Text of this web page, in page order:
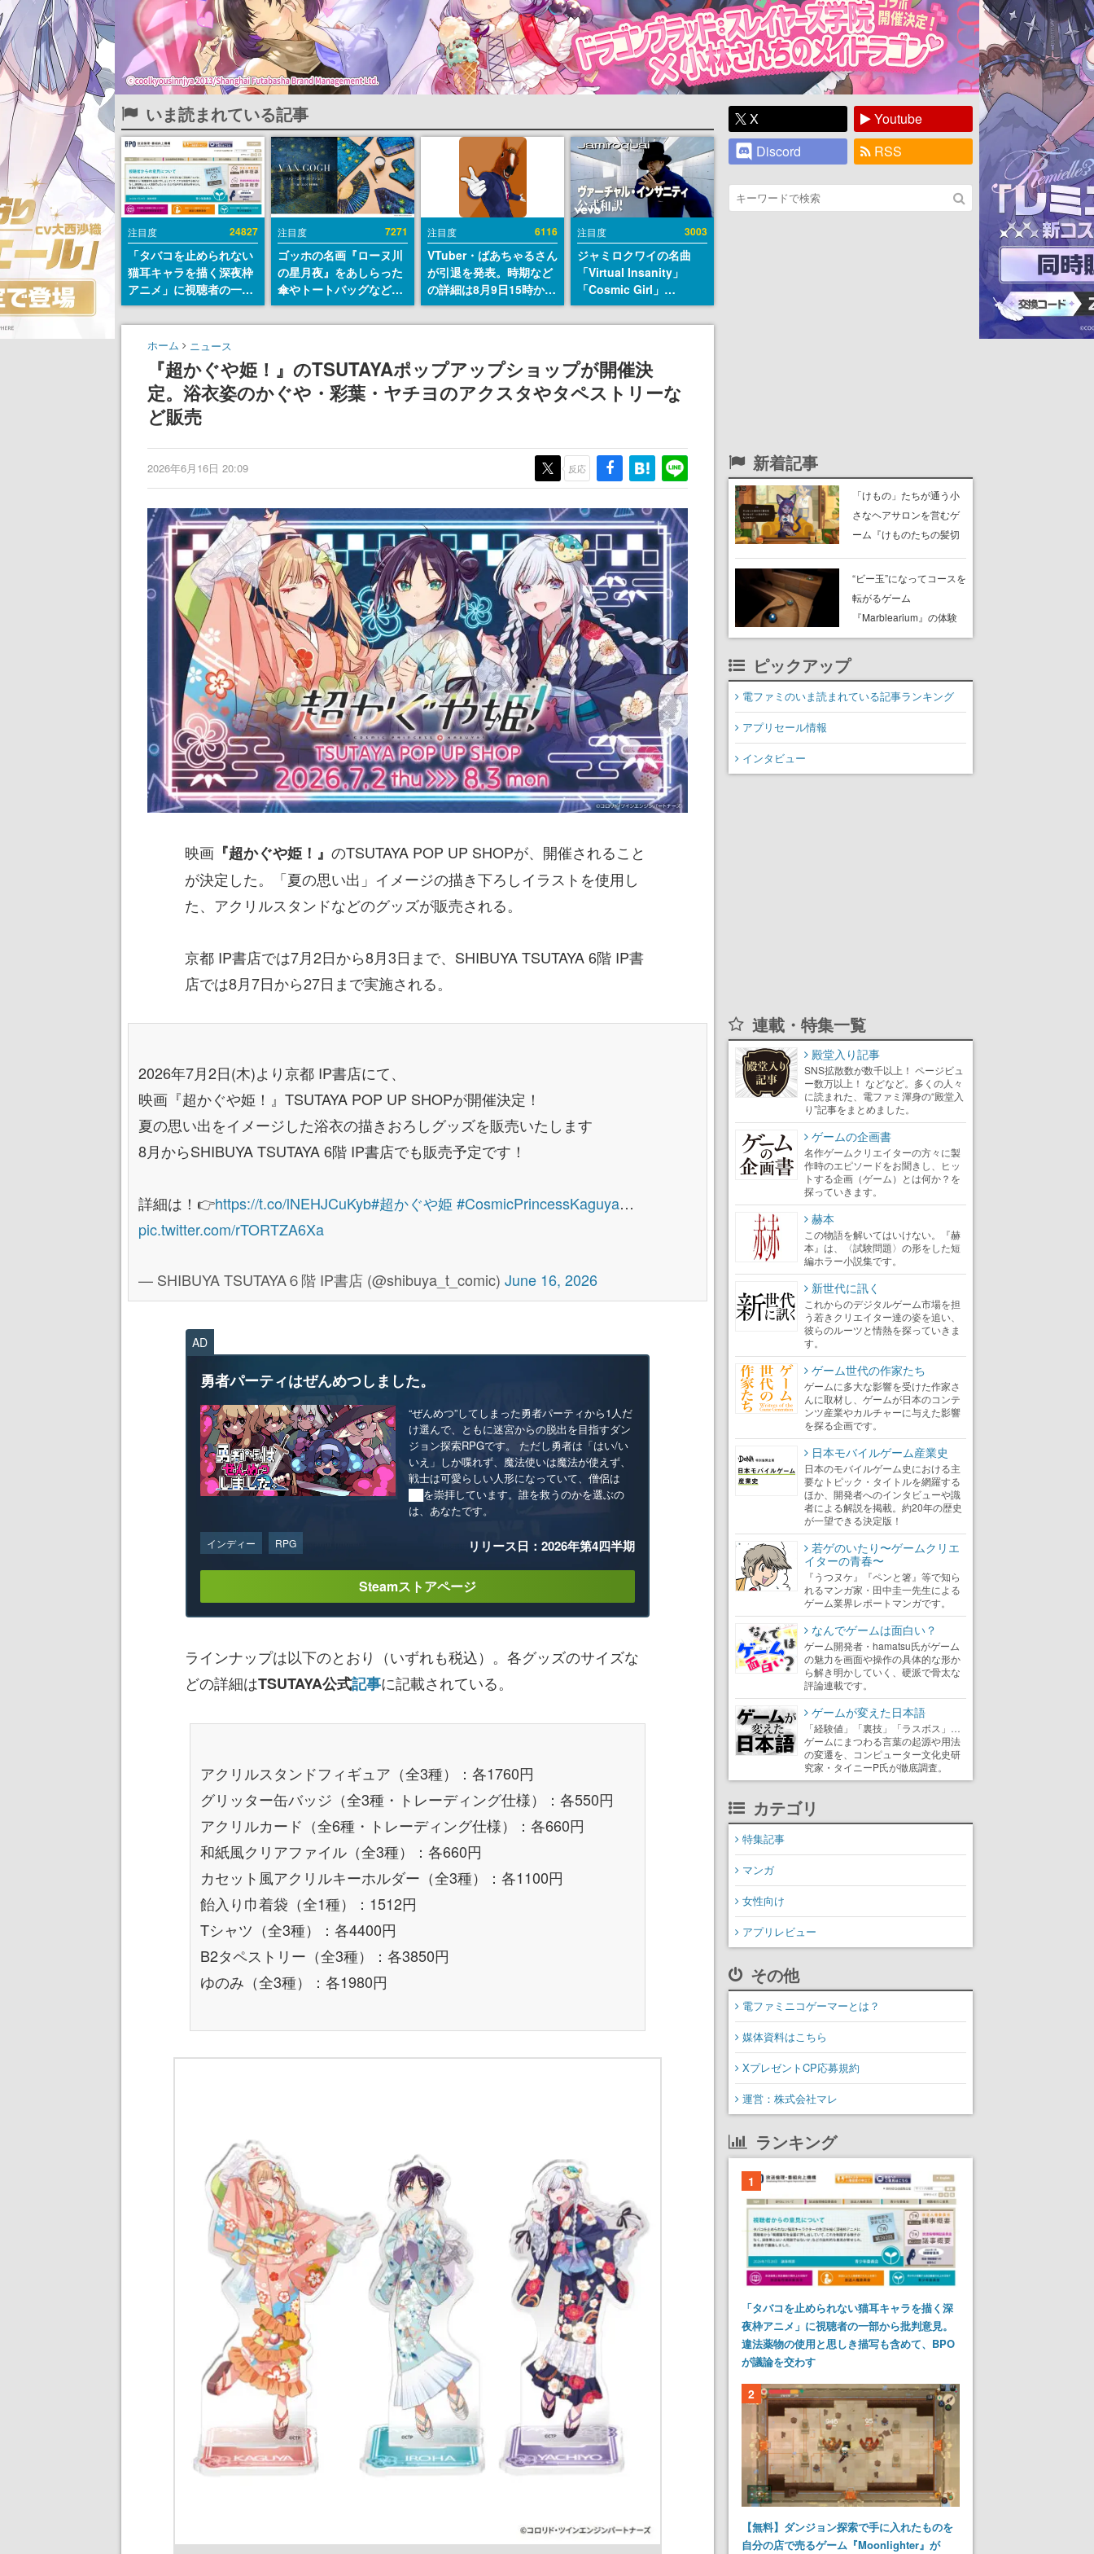
いま読まれている記事
注目度 24827
「タバコを止められない
猫耳キャラを描く深夜枠
アニメ」に視聴者の一部
から批判意見。違法薬物
の使用と思しき描写も含
めて、BPOが議論を交わ
注目度 7271
ゴッホの名画『ローヌ川
の星月夜』をあしらった
傘やトートバッグなどが
登場。8月7日21時より2
日間限定で予約販売
注目度 6116
VTuber・ばあちゃるさん
が引退を発表。時期など
の詳細は8月9日15時から
の配信で説明
注目度 3003
ジャミロクワイの名曲
「Virtual Insanity」
「Cosmic Girl」
「Canned Heat」公式日
本語字幕付きMVがいき
SONIC 2026」での9年ぶ
りとなる日本公演を記念
して
ホーム ニュース
『超かぐや姫！』のTSUTAYAポップアップショップが開催決
定。浴衣姿のかぐや・彩葉・ヤチヨのアクスタやタペストリーな
ど販売
2026年6月16日 20:09 反応
映画 『超かぐや姫！』 のTSUTAYA POP UP SHOPが、開催されること
が決定した。「夏の思い出」イメージの描き下ろしイラストを使用し
た、アクリルスタンドなどのグッズが販売される。
京都 IP書店では7月2日から8月3日まで、SHIBUYA TSUTAYA 6階 IP書
店では8月7日から27日まで実施される。
2026年7月2日(木)より京都 IP書店にて、
映画『超かぐや姫！』TSUTAYA POP UP SHOPが開催決定！
夏の思い出をイメージした浴衣の描きおろしグッズを販売いたします
8月からSHIBUYA TSUTAYA 6階 IP書店でも販売予定です！
詳細は！👉https://t.co/lNEHJCuKyb#超かぐや姫 #CosmicPrincessKaguya…
pic.twitter.com/rTORTZA6Xa
— SHIBUYA TSUTAYA６階 IP書店 (@shibuya_t_comic) June 16, 2026
AD
勇者パーティはぜんめつしました。
“ぜんめつ”してしまった勇者パーティから1人だ
け選んで、ともに迷宮からの脱出を目指すダン
ジョン探索RPGです。 ただし勇者は「はい/い
いえ」しか喋れず、魔法使いは魔法が使えず、
戦士は可愛らしい人形になっていて、僧侶は
██を崇拝しています。誰を救うのかを選ぶの
は、あなたです。
インディー RPG リリース日：2026年第4四半期
Steamストアページ
ラインナップは以下のとおり（いずれも税込）。各グッズのサイズな
どの詳細はTSUTAYA公式記事に記載されている。
アクリルスタンドフィギュア（全3種）：各1760円
グリッター缶バッジ（全3種・トレーディング仕様）：各550円
アクリルカード（全6種・トレーディング仕様）：各660円
和紙風クリアファイル（全3種）：各660円
カセット風アクリルキーホルダー（全3種）：各1100円
飴入り巾着袋（全1種）：1512円
Tシャツ（全3種）：各4400円
B2タペストリー（全3種）：各3850円
ゆのみ（全3種）：各1980円
X
Youtube
Discord
RSS
新着記事
「けもの」たちが通う小
さなヘアサロンを営むゲ
ーム『けものたちの髪切
始。悩みを持ったお客様
と会話を交わし“本当に望
んでる髪型”を見つけ出す
“ビー玉”になってコースを
転がるゲーム
『Marblearium』の体験
版がSteamで本日8月7日
ピックアップ
電ファミのいま読まれている記事ランキング
アプリセール情報
インタビュー
連載・特集一覧
殿堂入り記事
SNS拡散数が数千以上！ ページビュ
ー数万以上！ などなど。多くの人々
に読まれた、電ファミ渾身の“殿堂入
り”記事をまとめました。
ゲームの企画書
名作ゲームクリエイターの方々に製
作時のエピソードをお聞きし、ヒッ
トする企画（ゲーム）とは何か？を
探っていきます。
赫本
この物語を解いてはいけない。『赫
本』は、〈試験問題〉の形をした短
編ホラー小説集です。
新世代に訊く
これからのデジタルゲーム市場を担
う若きクリエイター達の姿を追い、
彼らのルーツと情熱を探っていきま
す。
ゲーム世代の作家たち
ゲームに多大な影響を受けた作家さ
んに取材し、ゲームが日本のコンテ
ンツ産業やカルチャーに与えた影響
を探る企画です。
日本モバイルゲーム産業史
日本のモバイルゲーム史における主
要なトピック・タイトルを網羅する
ほか、開発者へのインタビューや識
者による解説を掲載。約20年の歴史
が一望できる決定版！
若ゲのいたり〜ゲームクリエ
イターの青春〜
『うつヌケ』『ペンと箸』等で知ら
れるマンガ家・田中圭一先生による
ゲーム業界レポートマンガです。
なんでゲームは面白い？
ゲーム開発者・hamatsu氏がゲーム
の魅力を画面や操作の具体的な形か
ら解き明かしていく、硬派で骨太な
評論連載です。
ゲームが変えた日本語
「経験値」「裏技」「ラスボス」…
ゲームにまつわる言葉の起源や用法
の変遷を、コンピューター文化史研
究家・タイニーP氏が徹底調査。
カテゴリ
特集記事
マンガ
女性向け
アプリレビュー
その他
電ファミニコゲーマーとは？
媒体資料はこちら
XプレゼントCP応募規約
運営：株式会社マレ
ランキング
1
「タバコを止められない猫耳キャラを描く深
夜枠アニメ」に視聴者の一部から批判意見。
違法薬物の使用と思しき描写も含めて、BPO
が議論を交わす
2
【無料】ダンジョン探索で手に入れたものを
自分の店で売るゲーム『Moonlighter』が